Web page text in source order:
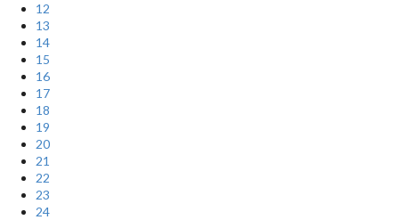
12
13
14
15
16
17
18
19
20
21
22
23
24